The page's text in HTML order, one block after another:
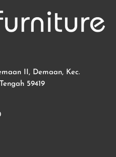
II, Demaan, Kec.
59419